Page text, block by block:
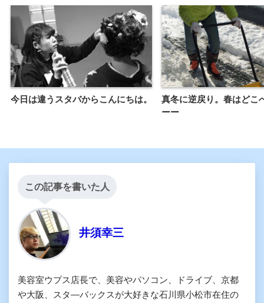
今日は違うスタバからこんにちは。
真冬に逆戻り。春はどこ
ーー
この記事を書いた人
井須幸三
美容室ウプス店長で、美容やパソコン、ドライブ、京都
や大阪、スタ―バックスが大好きな石川県小松市在住の